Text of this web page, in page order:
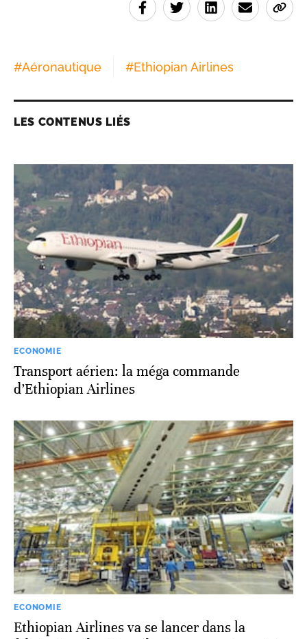
#Aéronautique #Ethiopian Airlines
LES CONTENUS LIÉS
ECONOMIE
Transport aérien: la méga commande
d’Ethiopian Airlines
ECONOMIE
Ethiopian Airlines va se lancer dans la